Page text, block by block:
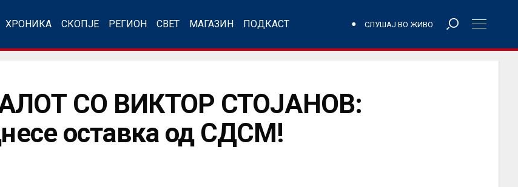
ХРОНИКА СКОПЈЕ РЕГИОН СВЕТ МАГАЗИН ПОДКАСТ СЛУШАЈ ВО ЖИВО
СО ВИКТОР СТОЈАНОВ:
оставка од СДСМ!